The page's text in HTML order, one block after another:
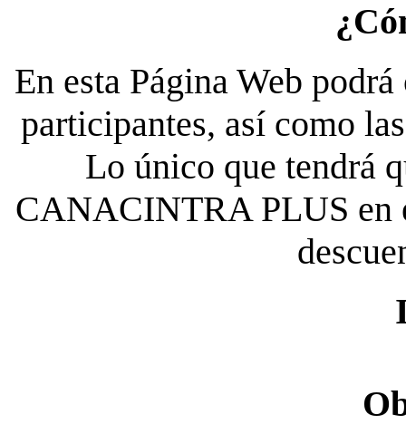
En esta Página Web
participantes, así como
Lo único que tendrá
CANACINTRA PLUS en